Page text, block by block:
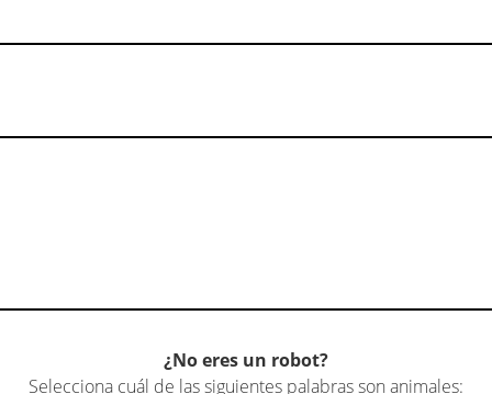
¿No eres un robot?
Selecciona cuál de las siguientes palabras son animales: